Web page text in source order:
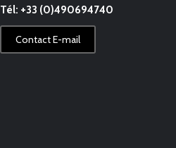
Tél: +33 (0)490694740
Contact E-mail